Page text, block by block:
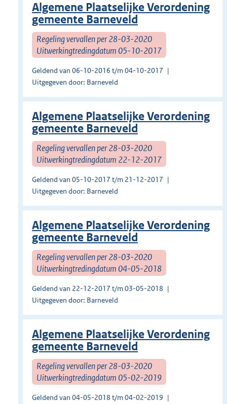
Algemene Plaatselijke Verordening
gemeente Barneveld
Regeling vervallen per 28-03-2020
Uitwerkingtredingdatum 05-10-2017
Geldend van 06-10-2016 t/m 04-10-2017
Uitgegeven door: Barneveld
Algemene Plaatselijke Verordening
gemeente Barneveld
Regeling vervallen per 28-03-2020
Uitwerkingtredingdatum 22-12-2017
Geldend van 05-10-2017 t/m 21-12-2017
Uitgegeven door: Barneveld
Algemene Plaatselijke Verordening
gemeente Barneveld
Regeling vervallen per 28-03-2020
Uitwerkingtredingdatum 04-05-2018
Geldend van 22-12-2017 t/m 03-05-2018
Uitgegeven door: Barneveld
Algemene Plaatselijke Verordening
gemeente Barneveld
Regeling vervallen per 28-03-2020
Uitwerkingtredingdatum 05-02-2019
Geldend van 04-05-2018 t/m 04-02-2019